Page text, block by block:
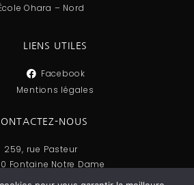
Ohara – Nord
LIENS UTILES
Facebook
Mentions légales
NOUS
259, rue Pasteur
Fontaine Notre Dame
03 27 83 09 65